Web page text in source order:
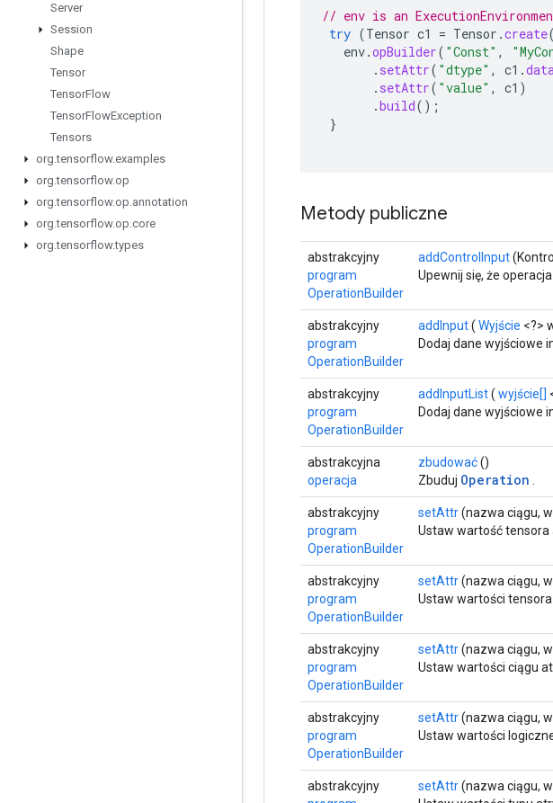
Server
Session
Shape
Tensor
TensorFlow
TensorFlowException
Tensors
org.tensorflow.examples
org.tensorflow.op
org.tensorflow.op.annotation
org.tensorflow.op.core
org.tensorflow.types
// env is an
try (Tensor c1 = Tensor .create(
env.opBuilder( "Const" ,
. setAttr( "dtype" , c1 .
. setAttr( "value" , c1 )
.build();
}
Metody publiczne
abstrakcyjny
program
OperationBuilder
addControlInput
Upewnij się, że
abstrakcyjny
program
OperationBuilder
addInput( Wyjście <?>
Dodaj dane wyjściowe
abstrakcyjny
program
OperationBuilder
addInputList( wyjście[]
Dodaj dane wyjściowe
abstrakcyjna
operacja
zbudować()
Zbuduj Operation
abstrakcyjny
program
OperationBuilder
setAttr(nazwa ciągu,
Ustaw wartość tensora
abstrakcyjny
program
OperationBuilder
setAttr(nazwa ciągu,
Ustaw wartości
abstrakcyjny
program
OperationBuilder
setAttr(nazwa ciągu,
Ustaw wartości ciągu
abstrakcyjny
program
OperationBuilder
setAttr(nazwa ciągu,
Ustaw wartości
abstrakcyjny
setAttr(nazwa ciągu,